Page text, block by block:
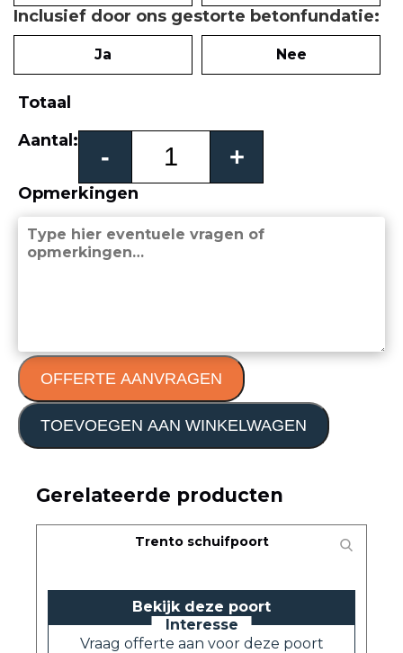
Inclusief door ons gestorte betonfundatie
Ja Nee
Totaal
Aantal:
-
Livorno
+
Opmerkingen
OFFERTE AANVRAGEN
TOEVOEGEN AAN WINKELWAGEN
Gerelateerde producten
Trento schuifpoort
Bekijk deze poort
Vraag offerte aan voor deze poort